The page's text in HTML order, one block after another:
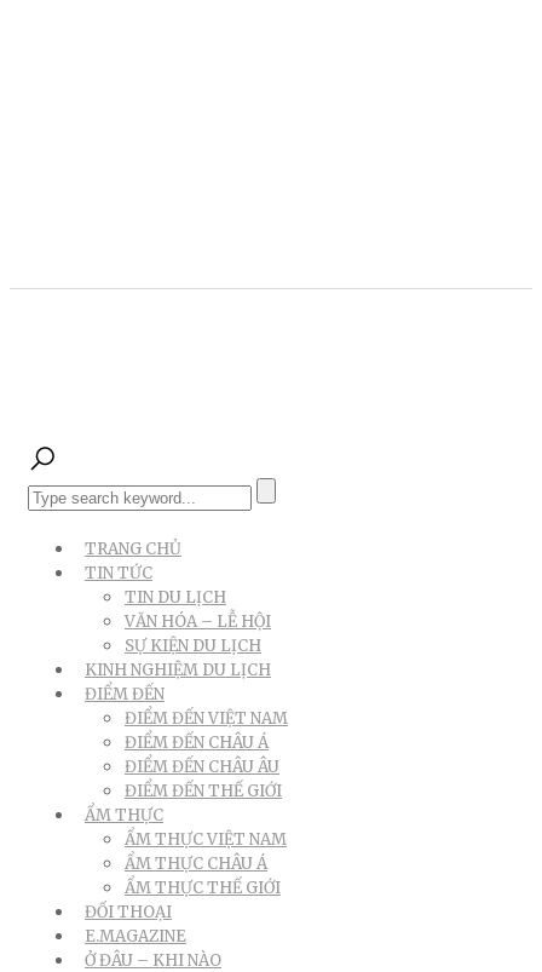
TRANG CHỦ
TIN TỨC
TIN DU LỊCH
VĂN HÓA – LỄ HỘI
SỰ KIỆN DU LỊCH
KINH NGHIỆM DU LỊCH
ĐIỂM ĐẾN
ĐIỂM ĐẾN VIỆT NAM
ĐIỂM ĐẾN CHÂU Á
ĐIỂM ĐẾN CHÂU ÂU
ĐIỂM ĐẾN THẾ GIỚI
ẨM THỰC
ẨM THỰC VIỆT NAM
ẨM THỰC CHÂU Á
ẨM THỰC THẾ GIỚI
ĐỐI THOẠI
E.MAGAZINE
Ở ĐÂU – KHI NÀO